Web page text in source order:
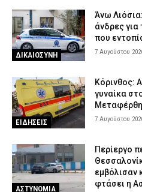
ΔΙΚΑΙΟΣΥΝΗ
Άνω
άνδρες για
που
7 Αυγούστου
ΕΙΔΗΣΕΙΣ
Κόρινθος:
γυναίκα
7 Αυγούστου
ΑΣΤΥΝΟΜΙΑ
Περίεργο
εμβόλισαν
φτάσει η